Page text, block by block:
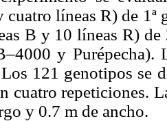
cuatro líneas R) de
B y 10 líneas R)
y Purépecha).
121 genotipos se
cuatro repeticiones.
y 0.7 m de ancho.